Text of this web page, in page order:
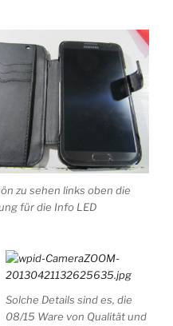
zu sehen links oben die
für die Info LED
Solche Details sind es, die
08/15 Ware von Qualität und